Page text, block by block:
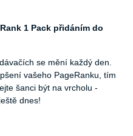
1 Pack přidáním do
se mění každý den.
vašeho PageRanku, tím
šanci být na vrcholu -
dnes!